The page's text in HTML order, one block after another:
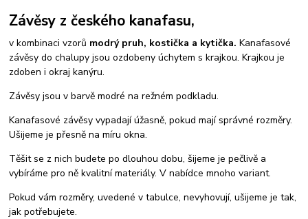
Závěsy z českého kanafasu,
v kombinaci vzorů modrý pruh, kostička a kytička.Kanafasové
závěsy do chalupy jsou ozdobeny úchytem s krajkou. Krajkou je
zdoben i okraj kanýru.
Závěsy jsou v barvě modré na režném podkladu.
Kanafasové závěsy vypadají úžasně, pokud mají správné rozměry.
Ušijeme je přesně na míru okna.
Těšit se z nich budete po dlouhou dobu, šijeme je pečlivě a
vybíráme pro ně kvalitní materiály. V nabídce mnoho variant.
Pokud vám rozměry, uvedené v tabulce, nevyhovují, ušijeme je tak,
jak potřebujete.